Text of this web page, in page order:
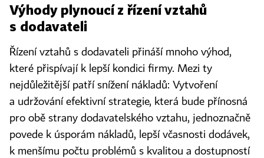
Výhody plynoucí z řízení vztahů
s dodavateli
Řízení vztahů s dodavateli přináší mnoho výhod,
které přispívají k lepší kondici firmy. Mezi ty
nejdůležitější patří snížení nákladů: Vytvoření
a udržování efektivní strategie, která bude přínosná
pro obě strany dodavatelského vztahu, jednoznačně
povede k úsporám nákladů, lepší včasnosti dodávek,
k menšímu počtu problémů s kvalitou a dostupností